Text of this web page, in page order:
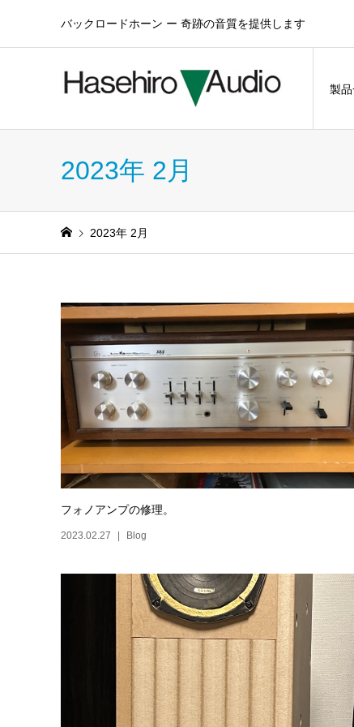
バックロードホーン ー 奇跡の音質を提供します
製
2023年 2月
2023年 2月
フォノアンプの修理。
2023.02.27 Blog